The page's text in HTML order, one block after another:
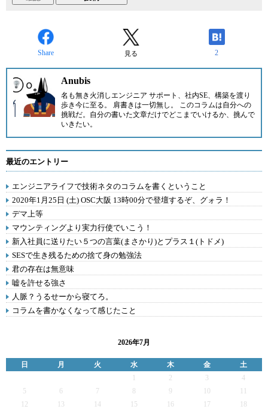
Share 見る 2
Anubis
名も無き火消しエンジニア サポート、社内SE、構築を渡り
歩き今に至る。 肩書きは一切無し。 このコラムは自分への
挑戦だ。自分の書いた文章だけでどこまでいけるか、挑んで
いきたい。
最近のエントリー
エンジニアライフで技術ネタのコラムを書くということ
2020年1月25日 (土) OSC大阪 13時00分で登壇するぞ、グォラ！
デマ上等
マウンティングより実力行使でいこう！
新入社員に送りたい５つの言葉(まさかり)とプラス１(トドメ)
SESで生き残るための捨て身の勉強法
君の存在は無意味
嘘を許せる強さ
人脈？うるせーから寝てろ。
コラムを書かなくなって感じたこと
2026年7月
日 月 火 水 木 金
土
2 3
4
5
6 7 9
12
13 14 15 16 17